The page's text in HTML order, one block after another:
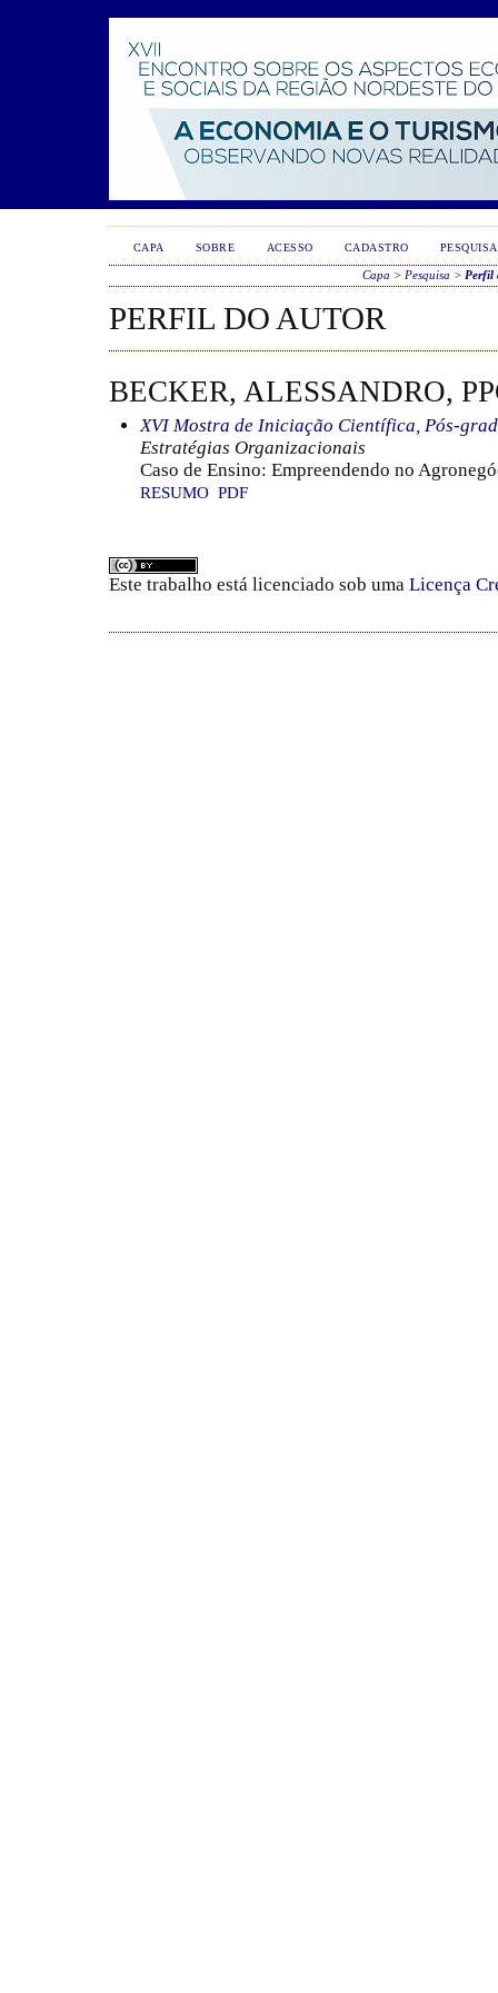
CAPA SOBRE ACESSO CADASTRO PESQUISA
Capa > Pesquisa > Perfil
PERFIL DO AUTOR
BECKER, ALESSANDRO,
XVI Mostra de Iniciação Científica, Pós-
Estratégias Organizacionais
Caso de Ensino: Empreendendo no
RESUMO PDF
Este trabalho está licenciado sob uma Licença